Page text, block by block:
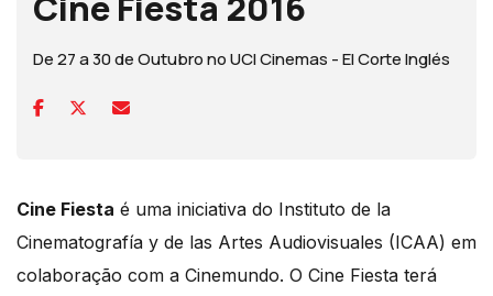
De 27 a 30 de Outubro no UCI Cinemas - El Corte Inglés
Cine Fiesta é uma iniciativa do Instituto de la
Cinematografía y de las Artes Audiovisuales (ICAA) em
colaboração com a Cinemundo. O Cine Fiesta terá